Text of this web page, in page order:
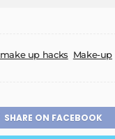
make up hacks Make-up
SHARE ON FACEBOOK